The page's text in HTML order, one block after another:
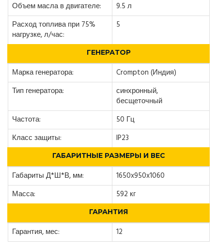
Объем масла в двигателе:
9.5 л
Расход топлива при 75%
нагрузке, л/час:
5
ГЕНЕРАТОР
Марка генератора:
Crompton (Индия)
Тип генератора:
синхронный,
бесщеточный
Частота:
50 Гц
Класс защиты:
IP23
ГАБАРИТНЫЕ РАЗМЕРЫ И ВЕС
Габариты Д*Ш*В, мм:
1650x950x1060
Масса:
592 кг
ГАРАНТИЯ
Гарантия, мес: 12